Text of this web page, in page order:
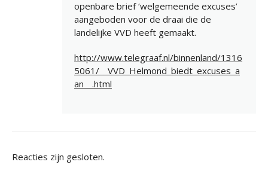
openbare brief ‘welgemeende excuses’
aangeboden voor de draai die de
landelijke VVD heeft gemaakt.
http://www.telegraaf.nl/binnenland/1316
5061/__VVD_Helmond_biedt_excuses_a
an__.html
Reacties zijn gesloten.